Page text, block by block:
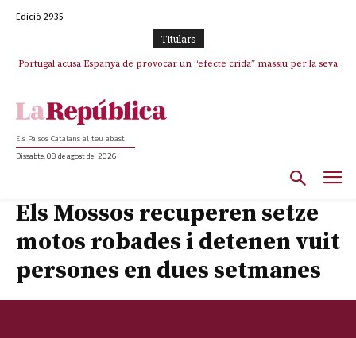
Edició 2935
TItulars
Portugal acusa Espanya de provocar un “efecte crida” massiu per la seva
El col·lapse de l’operació de Marc Puigtió a Girona: desbandada de
Els Països Catalans al teu abast
Dissabte, 08 de agost del 2026
Els Mossos recuperen setze
motos robades i detenen vuit
persones en dues setmanes